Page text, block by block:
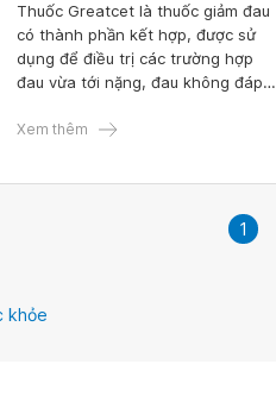
Thuốc Greatcet là thuốc giảm đau
có thành phần kết hợp, được sử
dụng để điều trị các trường hợp
đau vừa tới nặng, đau không đáp
thường. Cùng tìm hiểu thành phần,
Xem thêm
1
khỏe